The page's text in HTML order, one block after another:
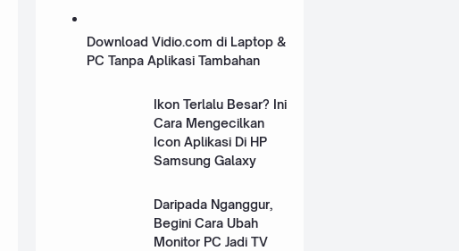
Download Vidio.com di Laptop &
PC Tanpa Aplikasi Tambahan
Ikon Terlalu Besar? Ini
Cara Mengecilkan
Icon Aplikasi Di HP
Samsung Galaxy
Daripada Nganggur,
Begini Cara Ubah
Monitor PC Jadi TV